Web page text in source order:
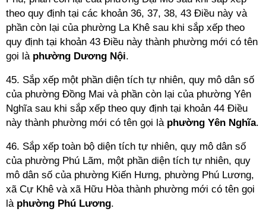
theo quy định tại các khoản 36, 37, 38, 43 Điều này và
phần còn lại của phường La Khê sau khi sắp xếp theo
quy định tại khoản 43 Điều này thành phường mới có tên
gọi là phường Dương Nội.
45. Sắp xếp một phần diện tích tự nhiên, quy mô dân số
của phường Đồng Mai và phần còn lại của phường Yên
Nghĩa sau khi sắp xếp theo quy định tại khoản 44 Điều
này thành phường mới có tên gọi là phường Yên Nghĩa.
46. Sắp xếp toàn bộ diện tích tự nhiên, quy mô dân số
của phường Phú Lãm, một phần diện tích tự nhiên, quy
mô dân số của phường Kiến Hưng, phường Phú Lương,
xã Cự Khê và xã Hữu Hòa thành phường mới có tên gọi
là phường Phú Lương.